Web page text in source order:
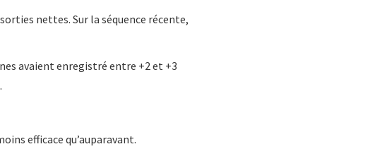
nettes. Sur la séquence récente,
avaient enregistré entre +2 et +3
efficace qu’auparavant.